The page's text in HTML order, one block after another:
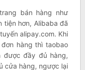
bán hàng như
tiện hơn, Alibaba đã
alipay.com. Khi
hàng thì taobao
được đầy đủ hàng,
cửa hàng, ngược lại